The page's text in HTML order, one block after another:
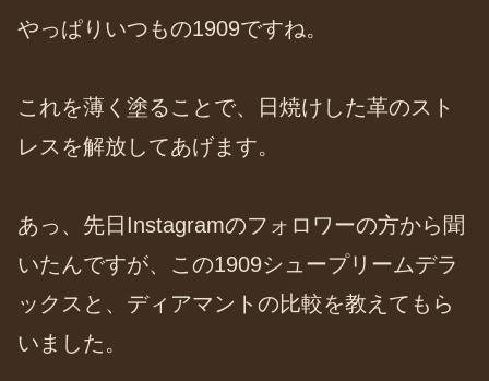
やっぱりいつもの1909ですね。
これを薄く塗ることで、日焼けした革のスト
レスを解放してあげます。
あっ、先日Instagramのフォロワーの方から聞
いたんですが、この1909シュープリームデラ
ックスと、ディアマントの比較を教えてもら
いました。